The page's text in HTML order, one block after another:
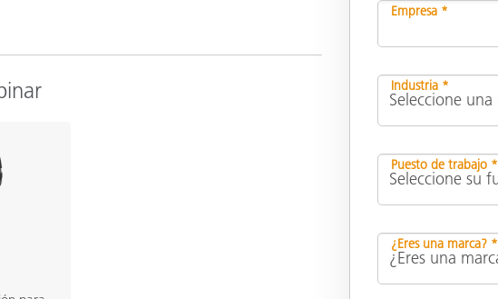
Empresa *
Industria *
Puesto de trabajo *
¿Eres una marca? *